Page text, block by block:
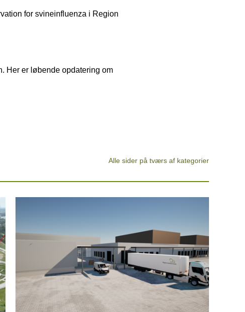
for svineinfluenza i Region
Her er løbende opdatering om
Alle sider på tværs af kategorier